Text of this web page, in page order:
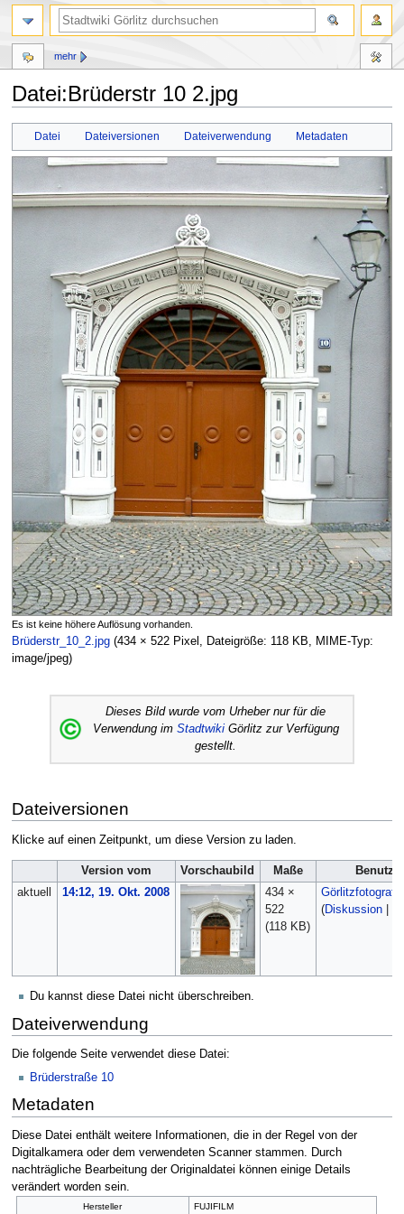
Datei:Brüderstr 10 2.jpg
Navigation
springen
Suche
springen
Datei Dateiversionen Dateiverwendung Metadaten
Es ist keine höhere Auflösung vorhanden.
Brüderstr_10_2.jpg‎ (434 × 522 Pixel, Dateigröße: 118 KB, MIME-Typ:
image/jpeg)
Dieses Bild wurde vom Urheber nur für die
Verwendung im StadtwikiGörlitz zur Verfügung
gestellt.
Dateiversionen
Klicke auf einen Zeitpunkt, um diese Version zu laden.
Version vom Vorschaubild Maße
aktuell
14:12, 19. Okt. 2008
434 ×
522
(118 KB)
Görlitzfotograf
(Diskussion|
Du kannst diese Datei nicht überschreiben.
Dateiverwendung
Die folgende Seite verwendet diese Datei:
Brüderstraße 10
Metadaten
Diese Datei enthält weitere Informationen, die in der Regel von der
Digitalkamera oder dem verwendeten Scanner stammen. Durch
nachträgliche Bearbeitung der Originaldatei können einige Details
verändert worden sein.
Hersteller FUJIFILM
mehr